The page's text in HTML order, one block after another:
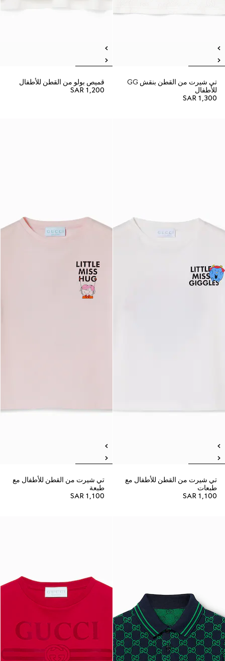
تي شيرت من القطن بنقش GG
للأطفال
SAR 1,300
قميص بولو من القطن للأطفال
SAR 1,200
تي شيرت من القطن للأطفال مع
طبعات
SAR 1,100
تي شيرت من القطن للأطفال مع
طبعة
SAR 1,100